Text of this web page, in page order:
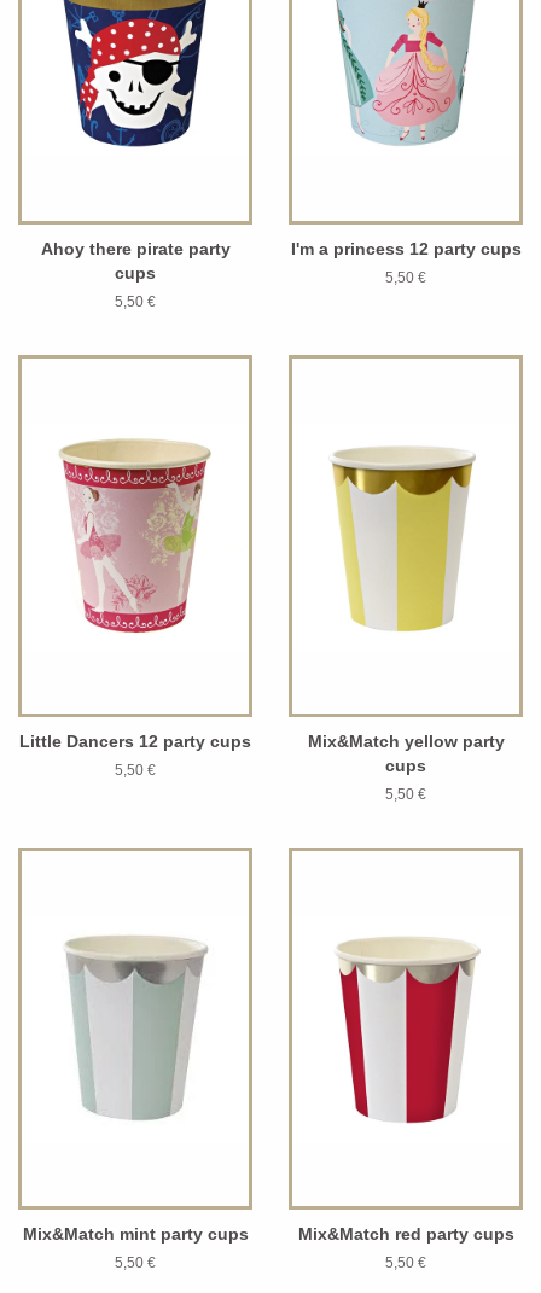
Ahoy there pirate party
cups
5,50 €
I'm a princess 12 party cups
5,50 €
Little Dancers 12 party cups
5,50 €
Mix&Match yellow party
cups
5,50 €
Mix&Match mint party cups
5,50 €
Mix&Match red party cups
5,50 €